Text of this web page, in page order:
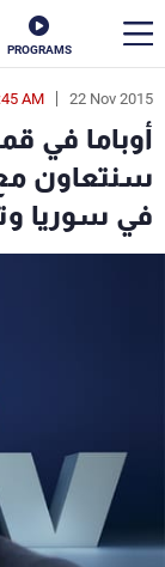
PROGRAMS
22 Nov 2015
AM
أوباما في
سنتعاون
في سوريا
en
الأخبار
سياسة
البرامج
جدول البرامج